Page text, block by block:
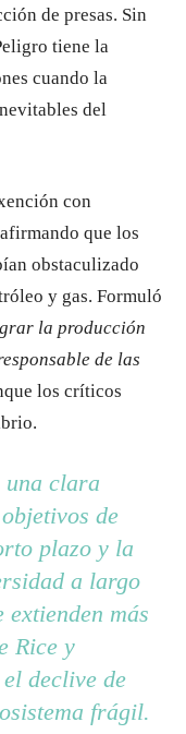
de presas. Sin
tiene la
cuando la
del
con
que los
obstaculizado
y gas. Formuló
la producción
de las
los críticos
una clara
de
plazo y la
a largo
más
Rice y
declive de
frágil.